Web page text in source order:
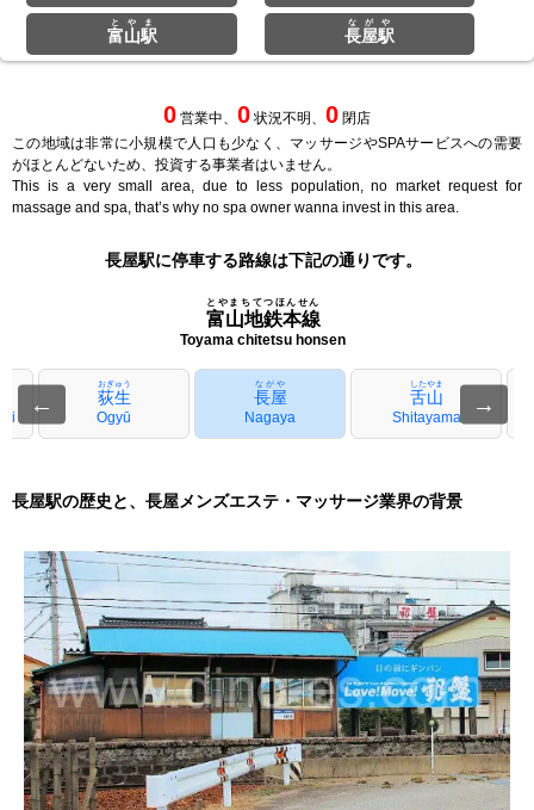
富山駅
とやま
長屋駅
ながや
0 営業中、 0 状況不明、 0 閉店
この地域は非常に小規模で人口も少なく、マッサージやSPAサービスへの需要
がほとんどないため、投資する事業者はいません。
This is a very small area, due to less population, no market request for
massage and spa, that’s why no spa owner wanna invest in this area.
長屋駅に停車する路線は下記の通りです。
富山地鉄本線
とやまちてつほんせん
Toyama chitetsu honsen
← 荻生
おぎゅう
Ogyū
長屋
ながや
Nagaya
舌山
したやま
Shitayama
→
長屋駅の歴史と、長屋メンズエステ・マッサージ業界の背景